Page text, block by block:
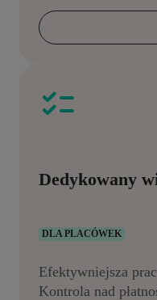
Dedykowany
DLA PLACÓWEK
Efektywniejsza
Kontrola nad